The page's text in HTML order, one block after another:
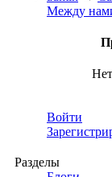
Между
Войти
Разделы